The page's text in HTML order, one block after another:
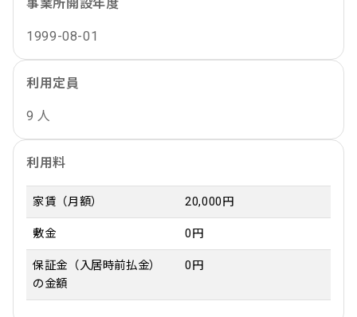
事業所開設年度
1999-08-01
利用定員
9 人
利用料
家賃（月額） 20,000円
敷金 0円
保証金（入居時前払金）
の金額
0円